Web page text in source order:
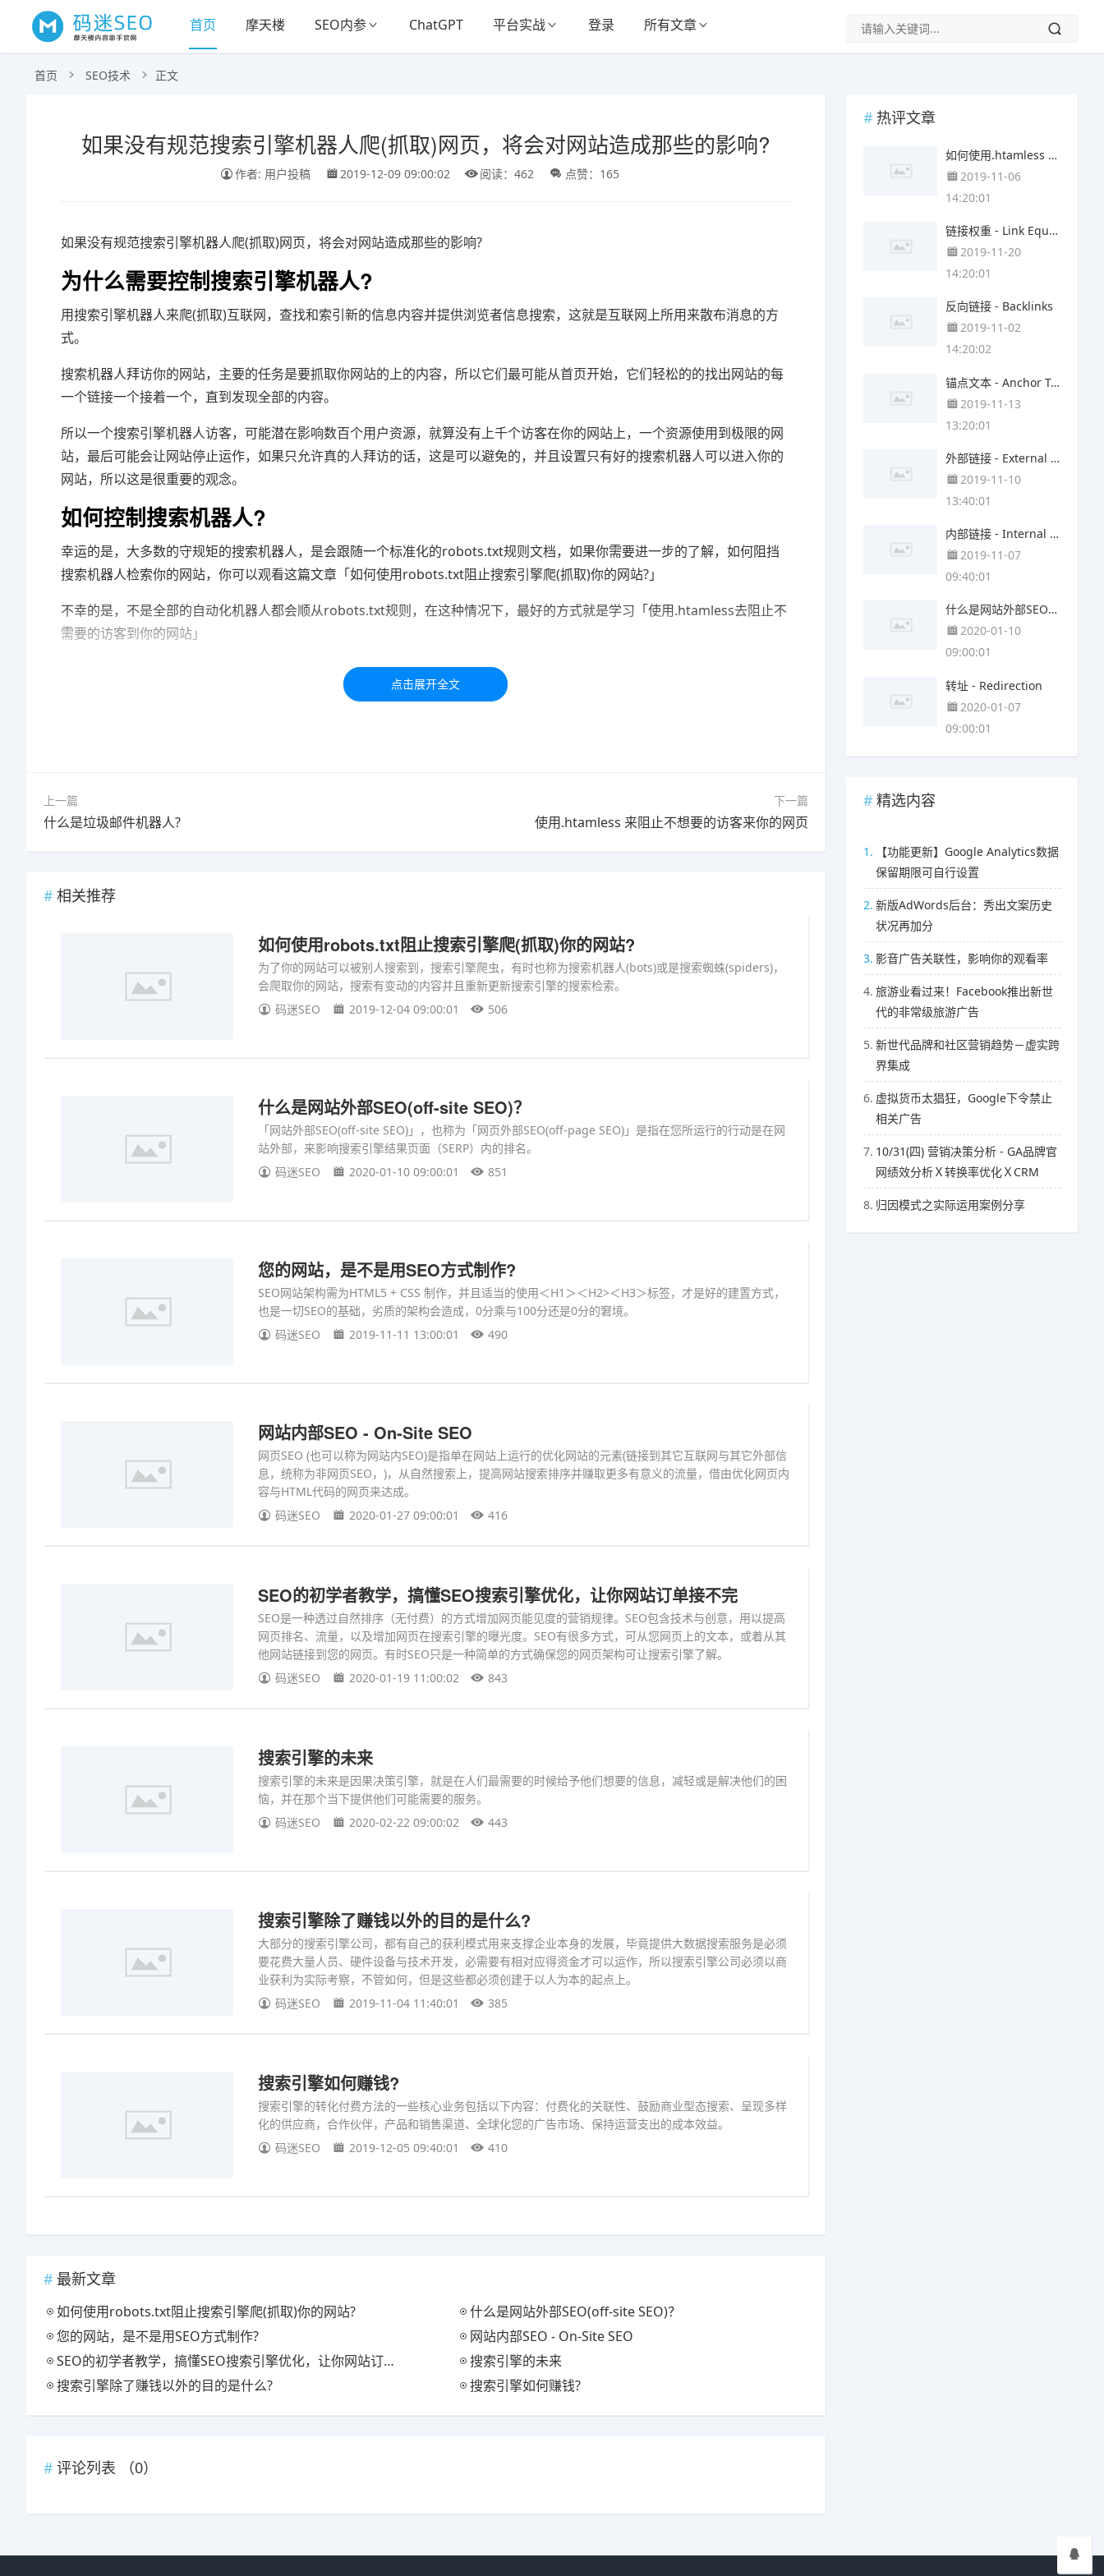
首页 摩天楼 SEO内参 ChatGPT 平台实战 登录 所有文章
首页 SEO技术 正文
如果没有规范搜索引擎机器人爬(抓取)网页，将会对网站造成那些的影响?
作者: 用户投稿 2019-12-09 09:00:02 阅读：462 点赞：165
如果没有规范搜索引擎机器人爬(抓取)网页，将会对网站造成那些的影响?
为什么需要控制搜索引擎机器人?
用搜索引擎机器人来爬(抓取)互联网，查找和索引新的信息内容并提供浏览者信息搜索，这就是互联网上所用来散布消息的方
式。
搜索机器人拜访你的网站，主要的任务是要抓取你网站的上的内容，所以它们最可能从首页开始，它们轻松的的找出网站的每
一个链接一个接着一个，直到发现全部的内容。
所以一个搜索引擎机器人访客，可能潜在影响数百个用户资源，就算没有上千个访客在你的网站上，一个资源使用到极限的网
站，最后可能会让网站停止运作，如果只允许真的人拜访的话，这是可以避免的，并且设置只有好的搜索机器人可以进入你的
网站，所以这是很重要的观念。
如何控制搜索机器人?
幸运的是，大多数的守规矩的搜索机器人，是会跟随一个标准化的robots.txt规则文档，如果你需要进一步的了解，如何阻挡
搜索机器人检索你的网站，你可以观看这篇文章 「如何使用robots.txt阻止搜索引擎爬(抓取)你的网站?」
不幸的是，不是全部的自动化机器人都会顺从robots.txt规则，在这种情况下，最好的方式就是学习「使用.htamless去阻止不
需要的访客到你的网站」
本站内容均为「码迷SEO」网友免费分享整理，仅用于学习交流，如有疑问，请联系我们48小时处理！！！！
上一篇
什么是垃圾邮件机器人?
下一篇
使用.htamless 来阻止不想要的访客来你的网页
相关推荐
如何使用robots.txt阻止搜索引擎爬(抓取)你的网站?
为了你的网站可以被别人搜索到，搜索引擎爬虫，有时也称为搜索机器人(bots)或是搜索蜘蛛(spiders)，
会爬取你的网站，搜索有变动的内容并且重新更新搜索引擎的搜索检索。
码迷SEO
2019-12-04 09:00:01 506
什么是网站外部SEO(off-site SEO)？
「网站外部SEO(off-site SEO)」，也称为「网页外部SEO(off-page SEO)」是指在您所运行的行动是在网
站外部，来影响搜索引擎结果页面（SERP）内的排名。
码迷SEO
2020-01-10 09:00:01 851
您的网站，是不是用SEO方式制作?
SEO网站架构需为HTML5 + CSS 制作，并且适当的使用＜H1＞＜H2>＜H3＞标签，才是好的建置方式，
也是一切SEO的基础，劣质的架构会造成，0分乘与100分还是0分的窘境。
码迷SEO
2019-11-11 13:00:01 490
网站内部SEO - On-Site SEO
网页SEO (也可以称为网站内SEO)是指单在网站上运行的优化网站的元素(链接到其它互联网与其它外部信
息，统称为非网页SEO，)，从自然搜索上，提高网站搜索排序并赚取更多有意义的流量，借由优化网页内
容与HTML代码的网页来达成。
码迷SEO
2020-01-27 09:00:01 416
SEO的初学者教学，搞懂SEO搜索引擎优化，让你网站订单接不完
SEO是一种透过自然排序（无付费）的方式增加网页能见度的营销规律。SEO包含技术与创意，用以提高
网页排名、流量，以及增加网页在搜索引擎的曝光度。SEO有很多方式，可从您网页上的文本，或着从其
他网站链接到您的网页。有时SEO只是一种简单的方式确保您的网页架构可让搜索引擎了解。
码迷SEO
2020-01-19 11:00:02 843
搜索引擎的未来
搜索引擎的未来是因果决策引擎，就是在人们最需要的时候给予他们想要的信息，减轻或是解决他们的困
恼，并在那个当下提供他们可能需要的服务。
码迷SEO
2020-02-22 09:00:02 443
搜索引擎除了赚钱以外的目的是什么?
大部分的搜索引擎公司，都有自己的获利模式用来支撑企业本身的发展，毕竟提供大数据搜索服务是必须
要花费大量人员、硬件设备与技术开发，必需要有相对应得资金才可以运作，所以搜索引擎公司必须以商
业获利为实际考察，不管如何，但是这些都必须创建于以人为本的起点上。
码迷SEO
2019-11-04 11:40:01 385
搜索引擎如何赚钱?
搜索引擎的转化付费方法的一些核心业务包括以下内容：付费化的关联性、鼓励商业型态搜索、呈现多样
化的供应商，合作伙伴，产品和销售渠道、全球化您的广告市场、保持运营支出的成本效益。
码迷SEO
2019-12-05 09:40:01 410
最新文章
如何使用robots.txt阻止搜索引擎爬(抓取)你的网站?
什么是网站外部SEO(off-site SEO)？
您的网站，是不是用SEO方式制作?
网站内部SEO - On-Site SEO
SEO的初学者教学，搞懂SEO搜索引擎优化，让你网站订单接不完
搜索引擎的未来
搜索引擎除了赚钱以外的目的是什么?
搜索引擎如何赚钱?
评论列表 （0）
热评文章
如何使用.htamless 将http转向https ?
2019-11-06
14:20:01
链接权重 - Link Equity
2019-11-20
14:20:01
反向链接 - Backlinks
2019-11-02
14:20:02
锚点文本 - Anchor Text
2019-11-13
13:20:01
外部链接 - External Links
2019-11-10
13:40:01
内部链接 - Internal Links
2019-11-07
09:40:01
什么是网站外部SEO(off-site SEO)？
2020-01-10
09:00:01
转址 - Redirection
2020-01-07
09:00:01
精选内容
1.
【功能更新】Google Analytics数据
保留期限可自行设置
2. 新版AdWords后台：秀出文案历史
状况再加分
3. 影音广告关联性，影响你的观看率
4. 旅游业看过来！Facebook推出新世
代的非常级旅游广告
5. 新世代品牌和社区营销趋势－虚实跨
界集成
6. 虚拟货币太猖狂，Google下令禁止
相关广告
7. 10/31(四) 营销决策分析 - GA品牌官
网绩效分析Ｘ转换率优化ＸCRM
8. 归因模式之实际运用案例分享